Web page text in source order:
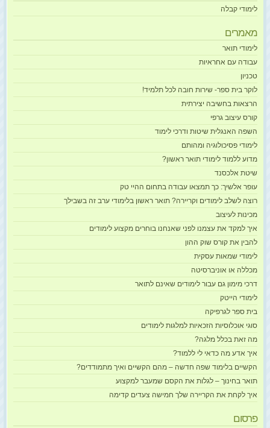
לימודי קבלה
מאמרים
לימודי תואר
עבודה עם אחראיות
טכניון
לוקר בית ספר- שירות חובה לכל תלמיד!
הרצאות בחשיבה יצירתית
קורס עיצוב גרפי
השפה האנגלית שיטות ודרכי לימוד
לימודי פסיכולוגיה ומהותם
מדוע ללמוד לימודי תואר ראשון?
שיטת אלכסנד
עופר אלשיך: כך תמצאו עבודה בתחום ההיי טק
רוצה לשלב לימודים וקריירה? תואר ראשון בלימודי ערב זה בשבילך
מכינות לעיצוב
איך למקד את עצמנו לפני שאנחנו בוחרים מקצוע לימודים
להבין את קורס שוק ההון
לימודי שמאות עסקית
מכללה או אוניברסיטה
דרכי מימון גם עבור לימודים שאינם לתואר
לימודי הייטק
בית ספר לגרפיקה
סוגי אוכלוסיות הזכאיות למלגות לימודים
מה זאת בכלל מלגה?
איך אדע מה כדאי לי ללמוד?
הקשיים בלימוד שפה חדשה – מהם הקשיים ואיך מתמודדים?
תואר בחינוך – לגלות את הקסם שמעבר למקצוע
איך לקחת את הקריירה שלך חמישה צעדים קדימה
פרסום